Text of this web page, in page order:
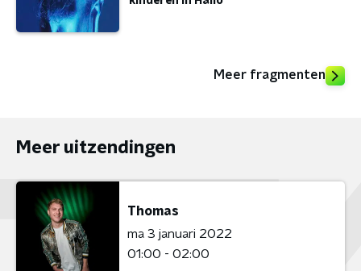
Meer fragmenten
Meer uitzendingen
Thomas
ma 3 januari 2022
01:00 - 02:00